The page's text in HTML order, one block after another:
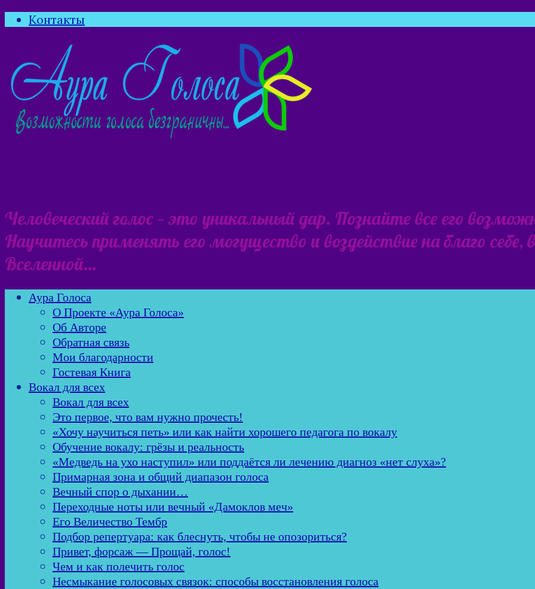
Контакты
Человеческий голос — это уникальный дар. Познайте все его
Научитесь применять его могущество и воздействие на благо
Вселенной…
Аура Голоса
О Проекте «Аура Голоса»
Об Авторе
Обратная связь
Мои благодарности
Гостевая Книга
Вокал для всех
Вокал для всех
Это первое, что вам нужно прочесть!
«Хочу научиться петь» или как найти хорошего педагога по вокалу
Обучение вокалу: грёзы и реальность
«Медведь на ухо наступил» или поддаётся ли лечению диагноз «нет слуха»?
Примарная зона и общий диапазон голоса
Вечный спор о дыхании…
Переходные ноты или вечный «Дамоклов меч»
Его Величество Тембр
Подбор репертуара: как блеснуть, чтобы не опозориться?
Привет, форсаж — Прощай, голос!
Чем и как полечить голос
Несмыкание голосовых связок: способы восстановления голоса